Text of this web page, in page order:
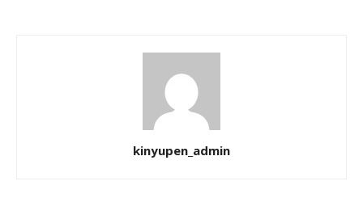
kinyupen_admin